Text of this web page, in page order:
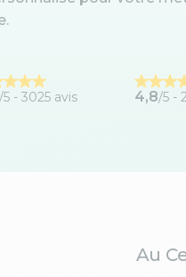
/5 - 3025 avis 4,8/5 -
Au